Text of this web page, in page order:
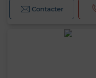
Contacter